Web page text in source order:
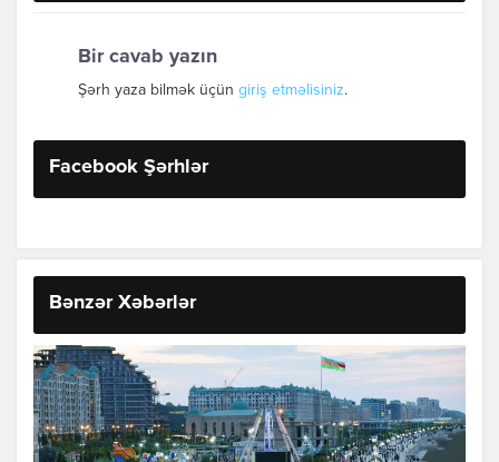
Bir cavab yazın
Şərh yaza bilmək üçün giriş etməlisiniz.
Facebook Şərhlər
Bənzər Xəbərlər